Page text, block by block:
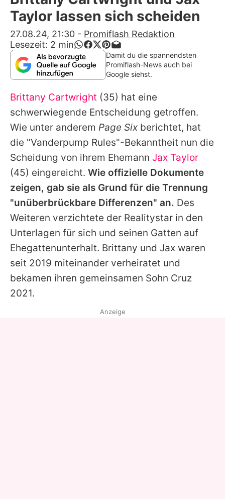
Alle Themen auf Promiflash
App runterladen
Team
Redaktionelle Richtlinien
Impressum
Datenschutzerklärung
Nutzungsbedingungen
Utiq verwalten
Taylor lassen sich scheiden
27.08.24, 21:30 - Promiflash Redaktion
Lesezeit: 2 min
Damit du die spannendsten
Promiflash-News auch bei
Google siehst.
Brittany Cartwright (35) hat eine
schwerwiegende Entscheidung getroffen.
Wie unter anderem Page Six berichtet, hat
die "Vanderpump Rules"-Bekanntheit nun die
Scheidung von ihrem Ehemann Jax Taylor
(45) eingereicht. Wie offizielle Dokumente
zeigen, gab sie als Grund für die Trennung
"unüberbrückbare Differenzen" an. Des
Weiteren verzichtete der Realitystar in den
Unterlagen für sich und seinen Gatten auf
Ehegattenunterhalt. Brittany und Jax waren
seit 2019 miteinander verheiratet und
bekamen ihren gemeinsamen Sohn Cruz
2021.
Anzeige